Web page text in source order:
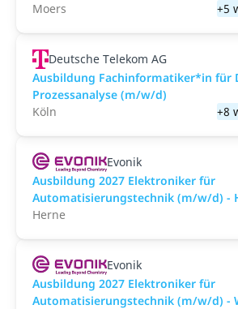
Moers
+5
Deutsche Telekom AG
Ausbildung Fachinformatiker*in für
Prozessanalyse (m/w/d)
Köln
+8
Evonik
Ausbildung 2027 Elektroniker für
Automatisierungstechnik (m/w/d) -
Herne
Evonik
Ausbildung 2027 Elektroniker für
Automatisierungstechnik (m/w/d) -